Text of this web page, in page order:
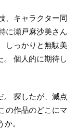
、キャラクター同
に瀬戸麻沙美さん
しっかりと無駄美
個人的に期待し
探したが、減点
の作品のどこにマ
。